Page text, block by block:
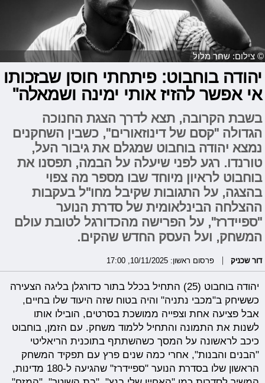
© צילום: שחר מלול
יהודה בוחבוט: פיתחתי חוסן שבזכותו
אי אפשר להזיז אותי ימינה ושמאלה"
בשבת הקרובה, תצא לדרך הצגת החנוכה
הגדולה "קסם של דינוזאורים", כשבין השחקנים
נמצא יהודה בוחבוט שמגלם את גיבור העל,
טורנדו. רגע לפני שיעלה על הבמה, תפסנו את
בוחבוט לראיון מיוחד שבו מספר מה צפוי
בהצגה, על התגובות שקיבל מחו''ל בעקבות
ההצלחה הבינלאומית של סדרת הנוער
"ספיידרז", על הפרישה מהכדורגל לטובת עולם
המשחק, ועל העסק החדש שהקים.
דור שכניק פרסום ראשון: 10/11/2025, 17:00
יהודה בוחבוט (25) התחיל בכלל בתור כדורגלן בליגה הצעירה
כששיחק ב"מכבי נתניה" והיה בטוח שזה היעוד שלו בחיים,
אבל פציעה אחת וצפייה ממושכת בסרטים, הובילו אותו
לשנות את התמונה והתחיל ללמוד משחק. עם הזמן, בוחבוט
כיכב לראשונה על המסך כשהשתתף בתוכנית הריאליטי
"הבנים והבנות", אחרי כמה שנים פרץ עם תפקיד המשחק
הראשון שלו בסדרת הנוער "ספיידרז" שהגיעה ל-180 מדינות,